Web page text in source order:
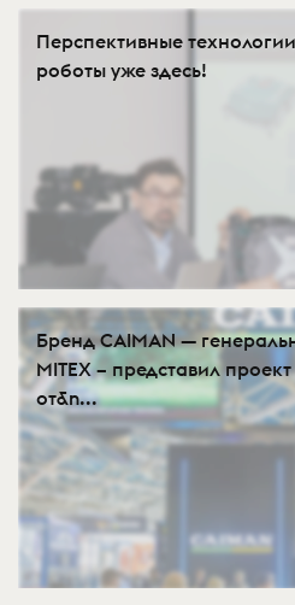
Перспективные
роботы уже здесь!
Бренд CAIMAN —
MITEX – представил
от&n...